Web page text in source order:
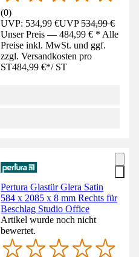
(0)
UVP: 534,99 €UVP534,99 €
Unser Preis — 484,99 € * Alle
Preise inkl. MwSt. und ggf.
zzgl. Versandkosten pro
ST484,99 €*/ ST
Pertura Glastür Glera Satin
584 x 2085 x 8 mm Rechts für
Beschlag Studio Office
Artikel wurde noch nicht
bewertet.